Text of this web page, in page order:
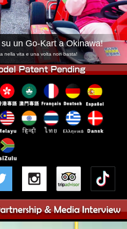
Tokyo Shibuya
Tokyo Bay
Osaka
un Go-Kart a Okinawa!
nella vita e una volta non basta!